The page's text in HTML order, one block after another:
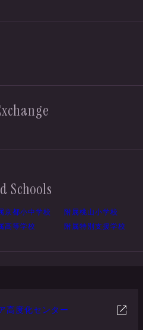
Schools
京都小中学校
附属桃山小学校
高等学校 附属特別支援学校
高度化センター